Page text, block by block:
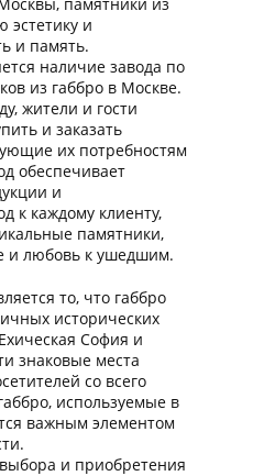
эстетику и
и память.
наличие завода по
из габбро в Москве.
жители и гости
и заказать
их потребностям
обеспечивает
и
к каждому клиенту,
памятники,
и любовь к ушедшим.
то, что габбро
исторических
София и
знаковые места
со всего
используемые в
важным элементом
и приобретения